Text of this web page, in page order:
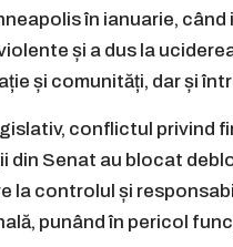
în ianuarie,
și a dus la
și comunități, dar și
conflictul privind
din Senat au blocat
la controlul și
punând în pericol